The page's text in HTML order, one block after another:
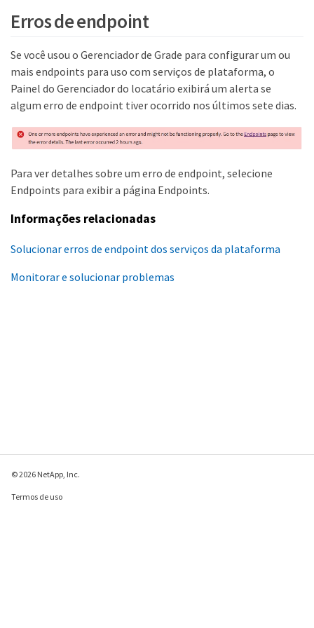
Erros de endpoint
Se você usou o Gerenciador de Grade para configurar um ou
mais endpoints para uso com serviços de plataforma, o
Painel do Gerenciador do locatário exibirá um alerta se
algum erro de endpoint tiver ocorrido nos últimos sete dias.
Para ver detalhes sobre um erro de endpoint, selecione
Endpoints para exibir a página Endpoints.
Informações relacionadas
Solucionar erros de endpoint dos serviços da plataforma
Monitorar e solucionar problemas
© 2026 NetApp, Inc.
Termos de uso